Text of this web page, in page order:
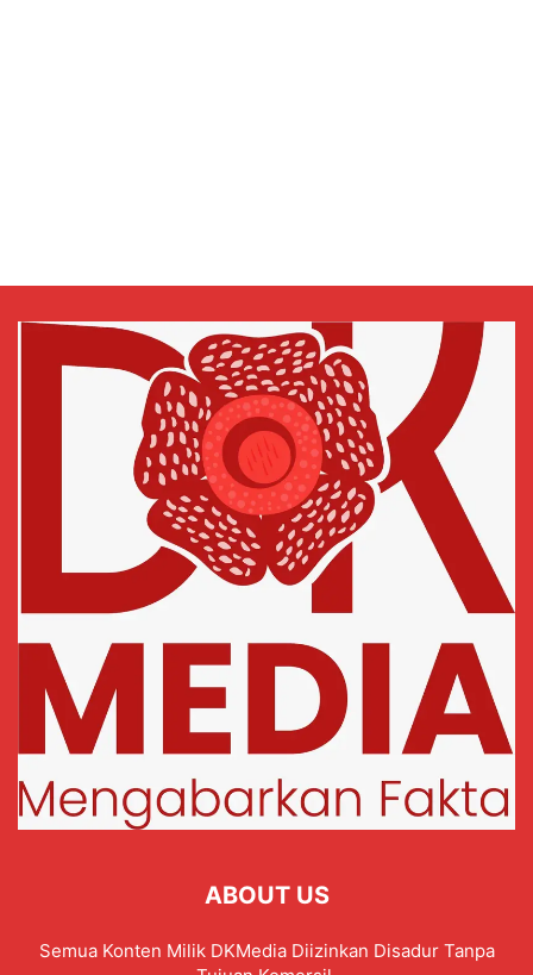
ABOUT US
Semua Konten Milik DKMedia Diizinkan Disadur Tanpa